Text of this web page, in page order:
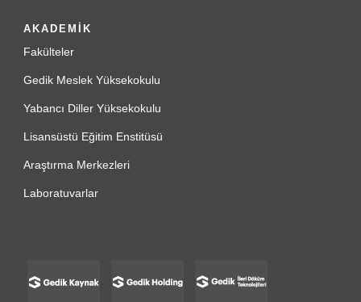
AKADEMİK
Fakülteler
Gedik Meslek Yüksekokulu
Yabancı Diller Yüksekokulu
Lisansüstü Eğitim Enstitüsü
Araştırma Merkezleri
Laboratuvarlar